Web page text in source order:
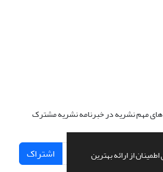
از ارائه بهترین
های مهم نشریه در خبرنامه نشریه مشترک
اشتراک